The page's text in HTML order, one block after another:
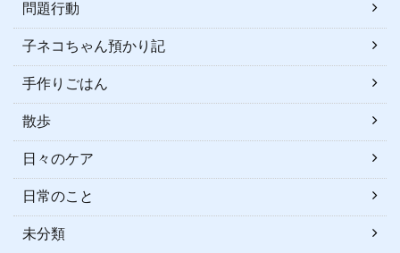
問題行動
子ネコちゃん預かり記
手作りごはん
散歩
日々のケア
日常のこと
未分類